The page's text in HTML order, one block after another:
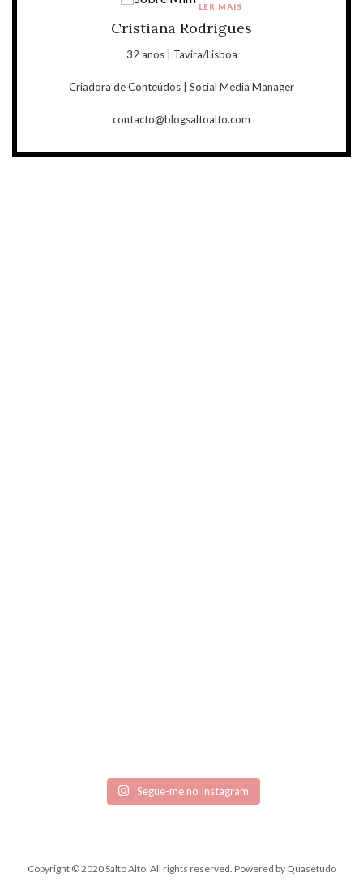
Cristiana Rodrigues
32 anos | Tavira/Lisboa
Criadora de Conteúdos | Social Media Manager
contacto@blogsaltoalto.com
LER MAIS
Segue-me no Instagram
Copyright © 2020 Salto Alto. All rights reserved. Powered by Quasetudo